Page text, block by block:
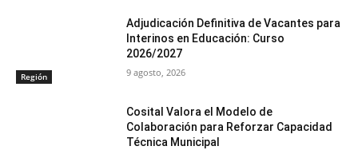
Región
Adjudicación Definitiva de Vacantes para
Interinos en Educación: Curso
2026/2027
9 agosto, 2026
Cosital Valora el Modelo de
Colaboración para Reforzar Capacidad
Técnica Municipal